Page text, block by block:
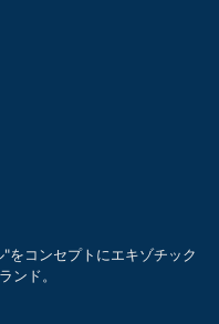
をコンセプトにエキゾチック
ンド。